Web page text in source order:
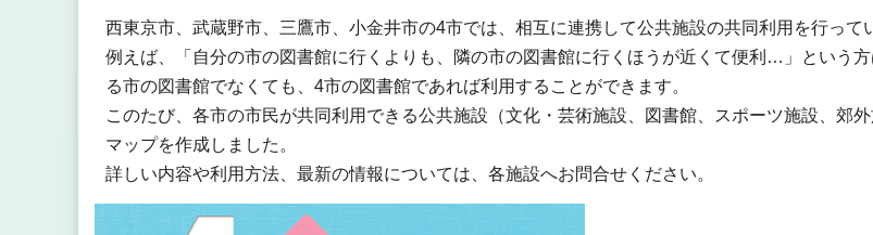
西東京市、武蔵野市、三鷹市、小金井市の4市では、相互に連携して公共施設の共同利用を行って
例えば、「自分の市の図書館に行くよりも、隣の市の図書館に行くほうが近くて便利…」という
る市の図書館でなくても、4市の図書館であれば利用することができます。
このたび、各市の市民が共同利用できる公共施設（文化・芸術施設、図書館、スポーツ施設、郊
マップを作成しました。
詳しい内容や利用方法、最新の情報については、各施設へお問合せください。